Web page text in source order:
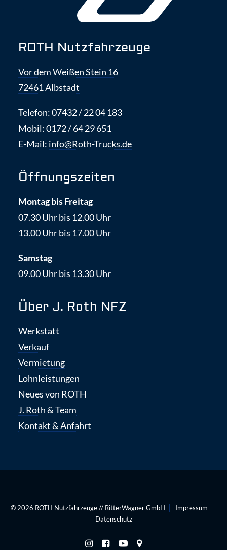
ROTH Nutzfahrzeuge
Vor dem Weißen Stein 16
72461 Albstadt
Telefon:07432 / 22 04 183
Mobil:0172 / 64 29 651
E-Mail: info@Roth-Trucks.de
Öffnungszeiten
Montag bis Freitag
07.30 Uhr bis 12.00 Uhr
13.00 Uhr bis 17.00 Uhr
Samstag
09.00 Uhr bis 13.30 Uhr
Über J. Roth NFZ
Werkstatt
Verkauf
Vermietung
Lohnleistungen
Neues von ROTH
J. Roth & Team
Kontakt & Anfahrt
© 2026 ROTH Nutzfahrzeuge// RitterWagner GmbH
Impressum
Datenschutz